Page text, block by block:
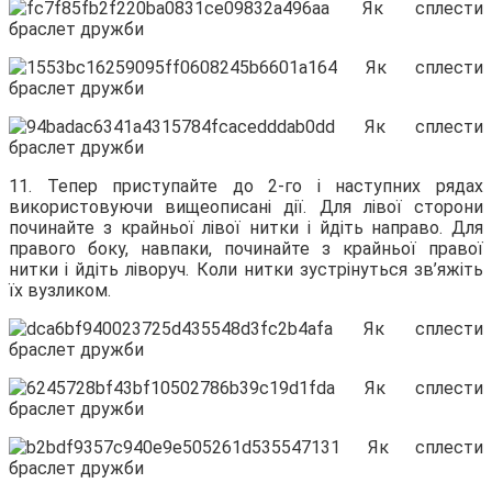
11. Тепер приступайте до 2-го і наступних рядах
використовуючи вищеописані дії. Для лівої сторони
починайте з крайньої лівої нитки і йдіть направо. Для
правого боку, навпаки, починайте з крайньої правої
нитки і йдіть ліворуч. Коли нитки зустрінуться зв’яжіть
їх вузликом.